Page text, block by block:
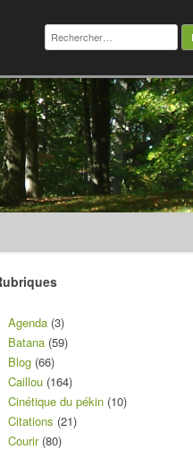
Rechercher :
Agenda (3)
Batana (59)
Blog (66)
Caillou (164)
Cinétique du pékin (10)
Citations (21)
Courir(80)